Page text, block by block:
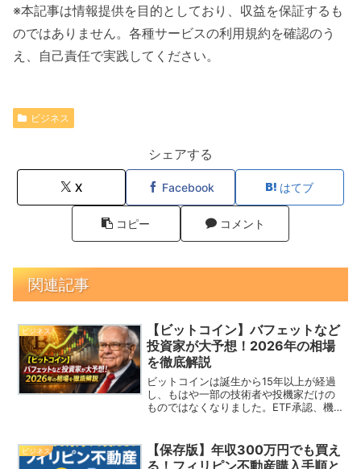
※本記事は情報提供を目的としており、収益を保証するも
のではありません。各種サービスの利用規約を確認のう
え、自己責任で実践してください。
ビジネス
シェアする
X Facebook はてブ
コピー コメント
関連記事
ビジネス
【ビットコイン】バフェットなど
投資家が大予想！2026年の相場
を徹底解説
ビットコインは誕生から15年以上が経過
し、もはや一部の技術者や投機家だけの
ものではなくなりました。ETF承認、機
産が金融資産として定着するかどうか」
を左右する重要な...
ビジネス
【保存版】年収300万円でも買え